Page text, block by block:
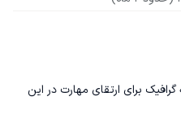
برای ارتقای مهارت در این